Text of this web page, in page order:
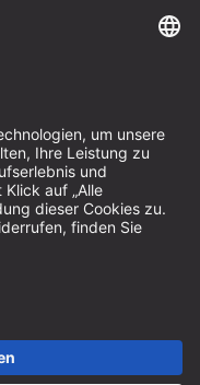
innerhalb
- ausgenommen